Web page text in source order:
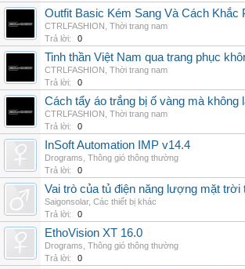
Outfit Basic Kém Sang Và Cách
CTRLFASHION Thời trang nam
Trả lời:
0
Tinh thần Việt Nam qua trang phục
CTRLFASHION Thời trang nam
Trả lời:
0
Cách tẩy áo trắng bị ố vàng mà không
CTRLFASHION Thời trang nam
Trả lời:
0
InSoft Automation IMP v14.4
Drograms Thông gió thông thường
Trả lời:
0
Vai trò của tủ điện năng lượng mặt trời
Saigonsolar, Các thiết bị khác
Trả lời:
0
EthoVision XT 16.0
Drograms Thông gió thông thường
Trả lời:
0